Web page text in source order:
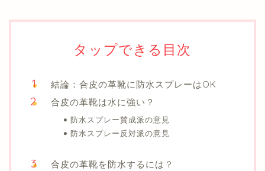
タップできる目次
結論：合皮の革靴に防水スプレーはOK
合皮の革靴は水に強い？
防水スプレー賛成派の意見
防水スプレー反対派の意見
合皮の革靴を防水するには？